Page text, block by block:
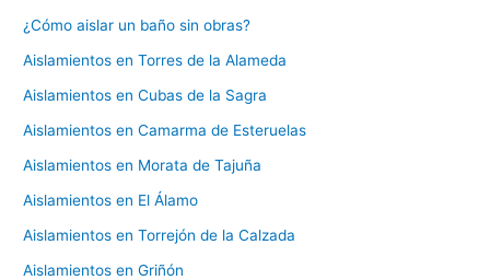
¿Cómo aislar un baño sin obras?
Aislamientos en Torres de la Alameda
Aislamientos en Cubas de la Sagra
Aislamientos en Camarma de Esteruelas
Aislamientos en Morata de Tajuña
Aislamientos en El Álamo
Aislamientos en Torrejón de la Calzada
Aislamientos en Griñón